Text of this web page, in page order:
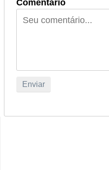
Comentário